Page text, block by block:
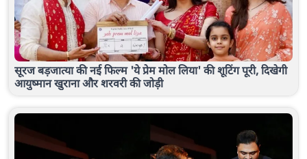
सूरज बड़जात्या की नई फिल्म 'ये प्रेम मोल लिया' की शूटिंग पूरी, दिखेगी
आयुष्मान खुराना और शरवरी की जोड़ी